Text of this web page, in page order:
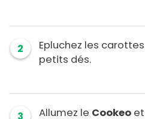
2
Epluchez les
petits dés.
Allumez le Cookeo